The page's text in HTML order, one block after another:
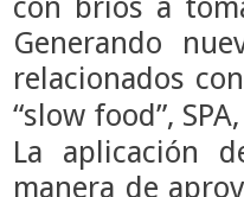
Generando
relacionados
“slow food”,
La aplicación
manera de